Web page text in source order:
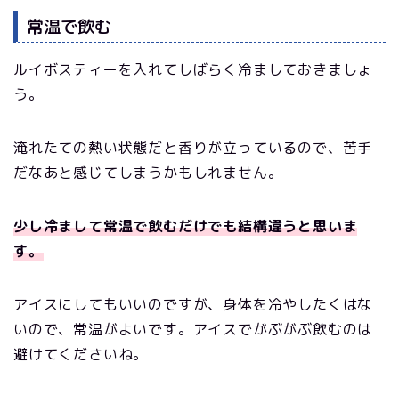
常温で飲む
ルイボスティーを入れてしばらく冷ましておきましょ
う。
淹れたての熱い状態だと香りが立っているので、苦手
だなあと感じてしまうかもしれません。
少し冷まして常温で飲むだけでも結構違うと思いま
す。
アイスにしてもいいのですが、身体を冷やしたくはな
いので、常温がよいです。アイスでがぶがぶ飲むのは
避けてくださいね。